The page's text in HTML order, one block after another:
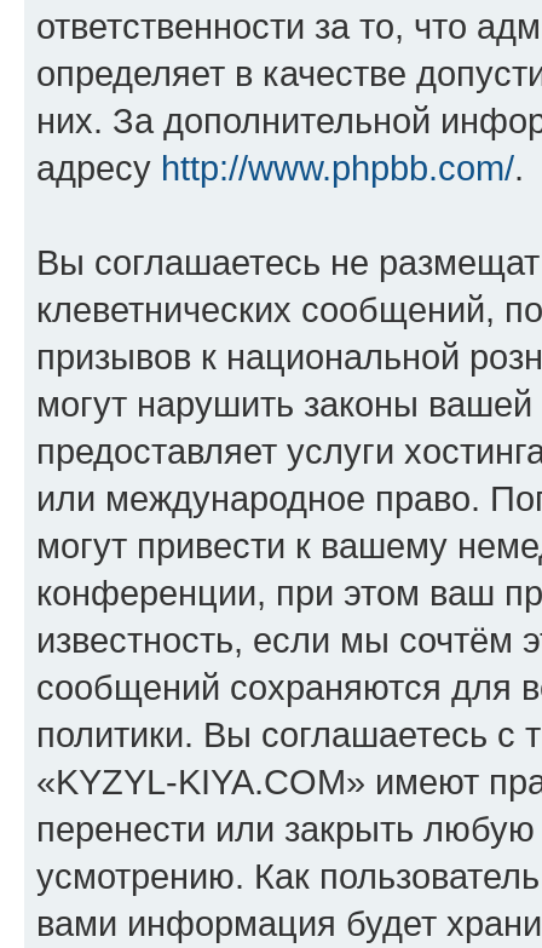
ответственности за то, что
определяет в качестве
них. За дополнительной
адресу http://www.phpbb.com/.
Вы соглашаетесь не
клеветнических сообщений,
призывов к национальной
могут нарушить законы
предоставляет услуги
или международное право.
могут привести к вашему
конференции, при этом ваш
известность, если мы сочтём
сообщений сохраняются для
политики. Вы соглашаетесь
«KYZYL-KIYA.COM» имеют
перенести или закрыть
усмотрению. Как
вами информация будет